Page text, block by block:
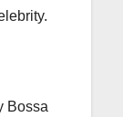
Bossa